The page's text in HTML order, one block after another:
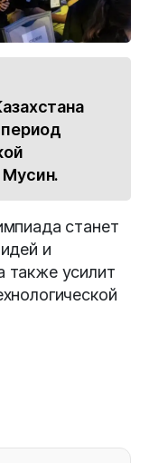
станет
и
также усилит